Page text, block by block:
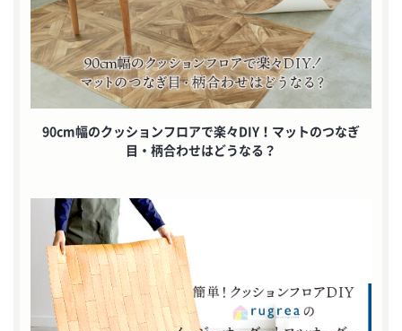
90cm幅のクッションフロアで楽々DIY！マットのつなぎ
目・柄合わせはどうなる？